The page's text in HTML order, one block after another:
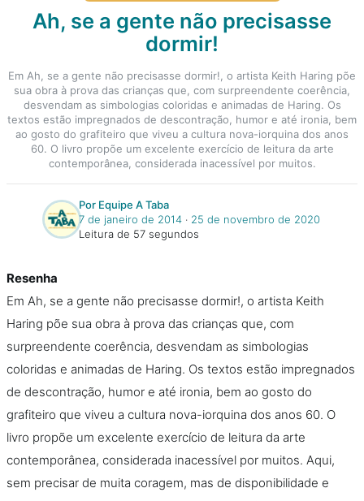
Ah, se a gente não precisasse
dormir!
Em Ah, se a gente não precisasse dormir!, o artista Keith Haring põe
sua obra à prova das crianças que, com surpreendente coerência,
desvendam as simbologias coloridas e animadas de Haring. Os
textos estão impregnados de descontração, humor e até ironia, bem
ao gosto do grafiteiro que viveu a cultura nova-iorquina dos anos
60. O livro propõe um excelente exercício de leitura da arte
contemporânea, considerada inacessível por muitos.
Por Equipe A Taba
7 de janeiro de 2014‧ 25 de novembro de 2020
Leitura de 57 segundos
Resenha
Em Ah, se a gente não precisasse dormir!, o artista Keith
Haring põe sua obra à prova das crianças que, com
surpreendente coerência, desvendam as simbologias
coloridas e animadas de Haring. Os textos estão impregnados
de descontração, humor e até ironia, bem ao gosto do
grafiteiro que viveu a cultura nova-iorquina dos anos 60. O
livro propõe um excelente exercício de leitura da arte
contemporânea, considerada inacessível por muitos. Aqui,
sem precisar de muita coragem, mas de disponibilidade e